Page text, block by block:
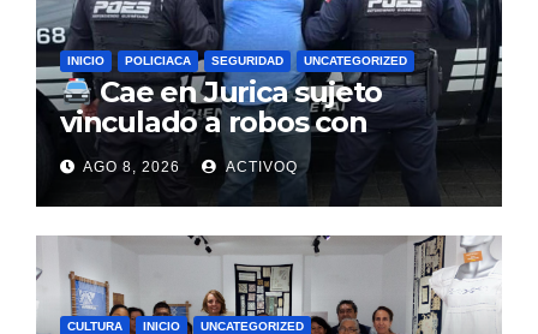
INICIO POLICIACA SEGURIDAD UNCATEGORIZED
Cae en Jurica sujeto
vinculado a robos con
violencia en negocios de
Querétaro y Guanajuato
AGO 8, 2026 ACTIVOQ
CULTURA INICIO UNCATEGORIZED